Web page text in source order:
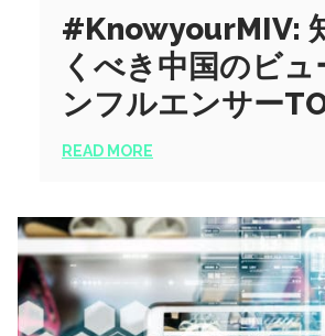
#KnowyourMIV:
くべき中国のビュ
ンフルエンサー
READ MORE